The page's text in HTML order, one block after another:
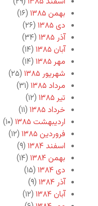
بهمن ۱۳۸۵
(۱۶)
دی ۱۳۸۵
(۲۶)
آذر ۱۳۸۵
(۳۴)
آبان ۱۳۸۵
(۱۴)
مهر ۱۳۸۵
(۱۴)
شهریور ۱۳۸۵
(۲۵)
مرداد ۱۳۸۵
(۳۱)
تیر ۱۳۸۵
(۱۲)
خرداد ۱۳۸۵
(۱۱)
اردیبهشت ۱۳۸۵
(۱۰)
فروردین ۱۳۸۵
(۱۲)
اسفند ۱۳۸۴
(۹)
بهمن ۱۳۸۴
(۱۴)
دی ۱۳۸۴
(۱۵)
آذر ۱۳۸۴
(۹)
آبان ۱۳۸۴
(۱۲)